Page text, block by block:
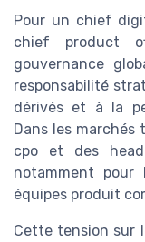
Pour un chief
chief product
gouvernance
responsabilité
dérivés et à la
Dans les marchés
cpo et des
notamment pour
équipes produit
Cette tension sur